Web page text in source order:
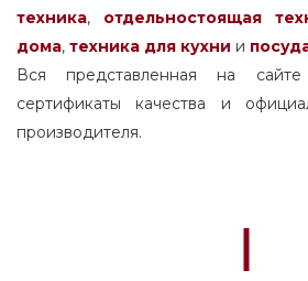
техника, отдельностоящая
дома, техника для кухни и
Вся представленная на
сертификаты качества и
производителя.